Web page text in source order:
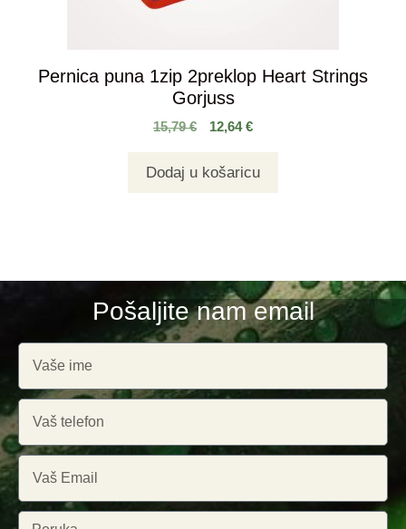
Pernica puna 1zip 2preklop Heart Strings
Gorjuss
15,79€ 12,64€
Dodaj u košaricu
Pošaljite nam email